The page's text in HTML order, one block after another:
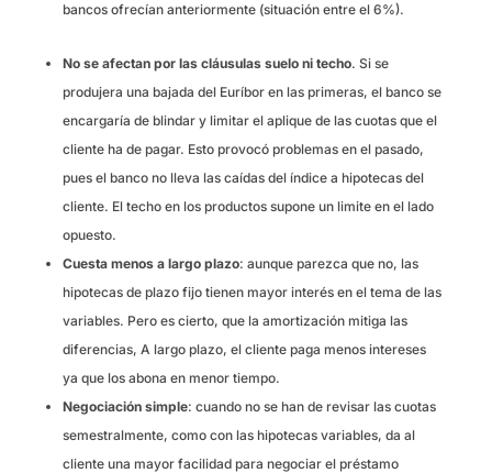
bancos ofrecían anteriormente (situación entre el 6%).
No se afectan por las cláusulas suelo ni techo. Si se
produjera una bajada del Euríbor en las primeras, el banco se
encargaría de blindar y limitar el aplique de las cuotas que el
cliente ha de pagar. Esto provocó problemas en el pasado,
pues el banco no lleva las caídas del índice a hipotecas del
cliente. El techo en los productos supone un limite en el lado
opuesto.
Cuesta menos a largo plazo: aunque parezca que no, las
hipotecas de plazo fijo tienen mayor interés en el tema de las
variables. Pero es cierto, que la amortización mitiga las
diferencias, A largo plazo, el cliente paga menos intereses
ya que los abona en menor tiempo.
Negociación simple: cuando no se han de revisar las cuotas
semestralmente, como con las hipotecas variables, da al
cliente una mayor facilidad para negociar el préstamo